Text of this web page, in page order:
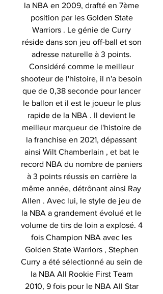
la NBA en 2009, drafté en 7ème
position par les Golden State
Warriors . Le génie de Curry
réside dans son jeu off-ball et son
adresse naturelle à 3 points.
Considéré comme le meilleur
shooteur de l'histoire, il n'a besoin
que de 0,38 seconde pour lancer
le ballon et il est le joueur le plus
rapide de la NBA . Il devient le
meilleur marqueur de l'histoire de
la franchise en 2021, dépassant
ainsi Wilt Chamberlain , et bat le
record NBA du nombre de paniers
à 3 points réussis en carrière la
même année, détrônant ainsi Ray
Allen . Avec lui, le style de jeu de
la NBA a grandement évolué et le
volume de tirs de loin a explosé. 4
fois Champion NBA avec les
Golden State Warriors , Stephen
Curry a été sélectionné au sein de
la NBA All Rookie First Team
2010, 9 fois pour le NBA All Star